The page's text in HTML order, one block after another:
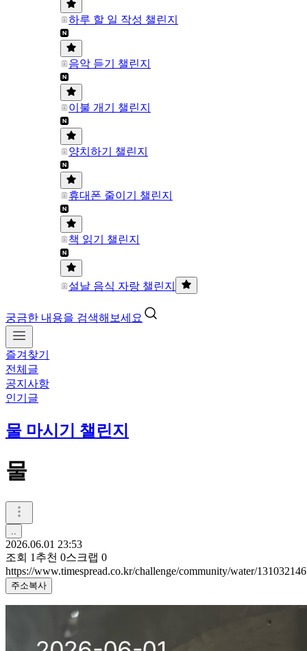
하루 할 일 작성 챌린지
음악 듣기 챌린지
이불 개기 챌린지
양치하기 챌린지
휴대폰 줄이기 챌린지
책 읽기 챌린지
설날 음식 자랑 챌린지
궁금한 내용을 검색해보세요
즐겨찾기
전체글
공지사항
인기글
물 마시기 챌린지
물
2026.06.01 23:53
조회 1 추천 0스크랩 0
https://www.timespread.co.kr/challenge/community/water/131032146
주소복사